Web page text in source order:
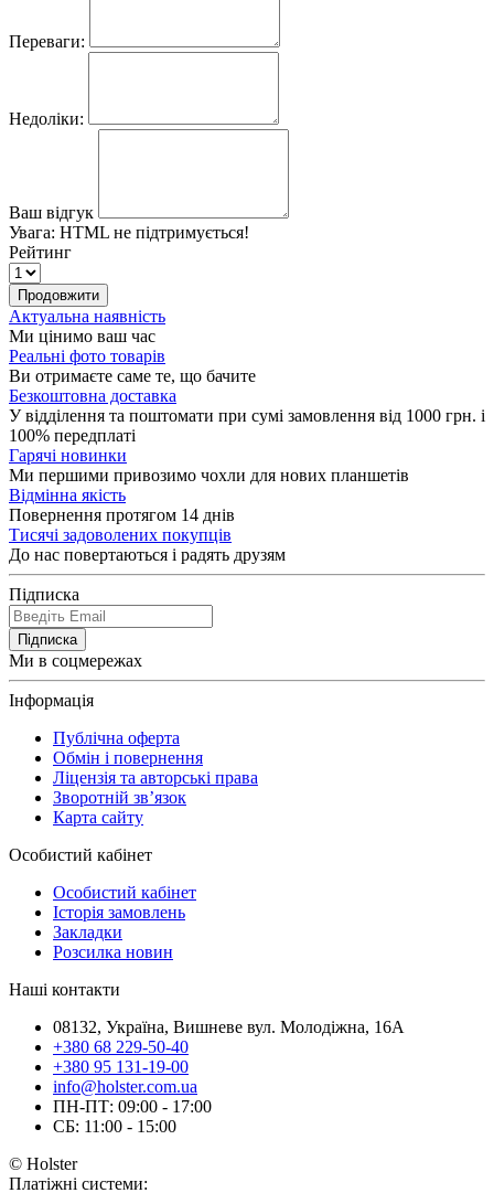
Переваги:
Недоліки:
Ваш відгук
Увага: HTML не підтримується!
Рейтинг
Продовжити
Актуальна наявність
Ми цінимо ваш час
Реальні фото товарів
Ви отримаєте саме те, що бачите
Безкоштовна доставка
У відділення та поштомати при сумі замовлення від 1000 грн. і
100% передплаті
Гарячі новинки
Ми першими привозимо чохли для нових планшетів
Відмінна якість
Повернення протягом 14 днів
Тисячі задоволених покупців
До нас повертаються і радять друзям
Підписка
Підписка
Ми в соцмережах
Інформація
Публічна оферта
Обмін і повернення
Ліцензія та авторські права
Зворотній зв’язок
Карта сайту
Особистий кабінет
Особистий кабінет
Історія замовлень
Закладки
Розсилка новин
Наші контакти
08132, Україна, Вишневе вул. Молодіжна, 16А
+380 68 229-50-40
+380 95 131-19-00
info@holster.com.ua
ПН-ПТ: 09:00 - 17:00
СБ: 11:00 - 15:00
© Holster
Платіжні системи: